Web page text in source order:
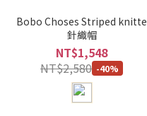
Bobo Choses Striped knitte
針織帽
NT$1,548
NT$2,580 -40%